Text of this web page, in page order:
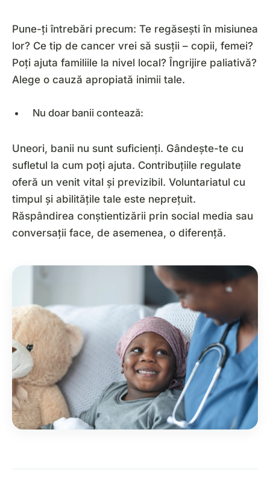
Pune-ți întrebări precum: Te regăsești în misiunea
lor? Ce tip de cancer vrei să susții – copii, femei?
Poți ajuta familiile la nivel local? Îngrijire paliativă?
Alege o cauză apropiată inimii tale.
Nu doar banii contează:
Uneori, banii nu sunt suficienți. Gândește-te cu
sufletul la cum poți ajuta. Contribuțiile regulate
oferă un venit vital și previzibil. Voluntariatul cu
timpul și abilitățile tale este neprețuit.
Răspândirea conștientizării prin social media sau
conversații face, de asemenea, o diferență.